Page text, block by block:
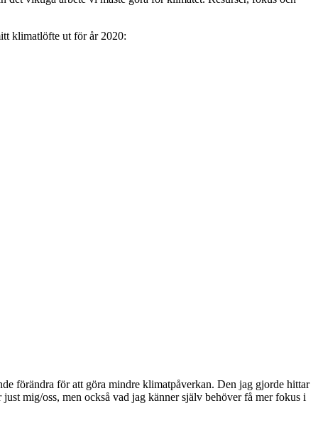
klimatlöfte ut för år 2020:
förändra för att göra mindre klimatpåverkan. Den jag gjorde hittar
mig/oss, men också vad jag känner själv behöver få mer fokus i